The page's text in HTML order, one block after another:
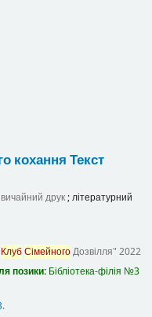
кохання Текст
друк; літературний
КлубСімейногоДозвілля" 2022
позики: Бібліотека-філія №3
.